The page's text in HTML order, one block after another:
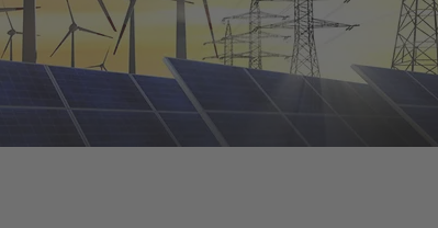
Renewable energies
Kompetenzzentrum Smart Grid